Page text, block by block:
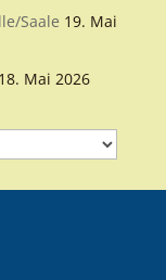
Saale 19. Mai
18. Mai 2026